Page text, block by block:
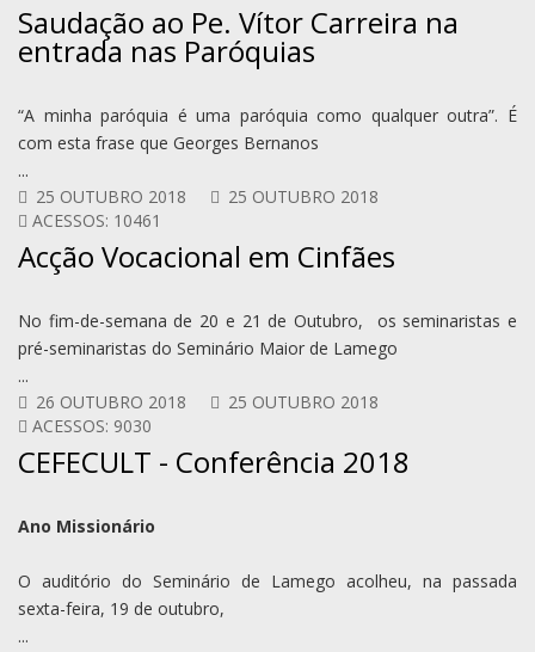
Saudação ao Pe. Vítor Carreira na
entrada nas Paróquias
“A minha paróquia é uma paróquia como qualquer outra”. É
com esta frase que Georges Bernanos
...
25 OUTUBRO 2018
25 OUTUBRO 2018
ACESSOS: 10461
Acção Vocacional em Cinfães
No fim-de-semana de 20 e 21 de Outubro, os seminaristas e
pré-seminaristas do Seminário Maior de Lamego
...
26 OUTUBRO 2018
25 OUTUBRO 2018
ACESSOS: 9030
CEFECULT - Conferência 2018
Ano Missionário
O auditório do Seminário de Lamego acolheu, na passada
sexta-feira, 19 de outubro,
...